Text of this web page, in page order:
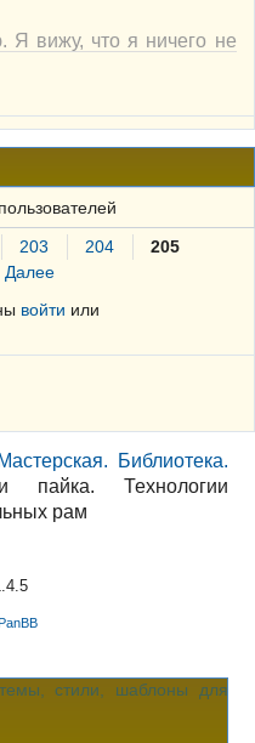
Я вижу, что я ничего не
203 204
205
Далее
войти или
Библиотека.
пайка. Технологии
рам